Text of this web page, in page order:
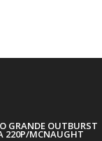
GRANDE OUTBURST
220P/MCNAUGHT